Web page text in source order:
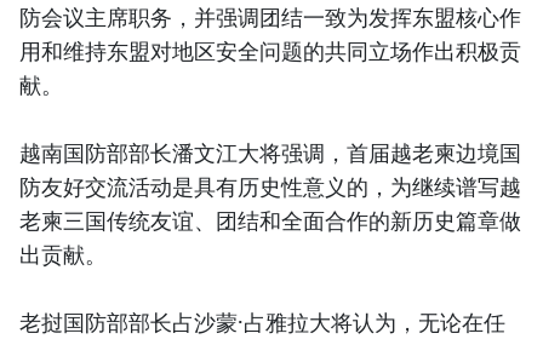
防会议主席职务，并强调团结一致为发挥东盟核心作
用和维持东盟对地区安全问题的共同立场作出积极贡
献。
越南国防部部长潘文江大将强调，首届越老柬边境国
防友好交流活动是具有历史性意义的，为继续谱写越
老柬三国传统友谊、团结和全面合作的新历史篇章做
出贡献。
老挝国防部部长占沙蒙·占雅拉大将认为，无论在任